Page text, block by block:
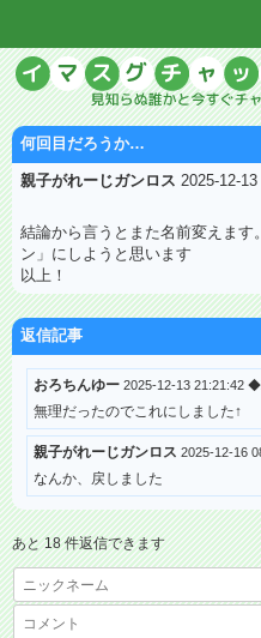
何回目だろうか…
親子がれーじガンロス 2025-12-
結論から言うとまた名前変えま
ン」にしようと思います
以上！
返信記事
おろちんゆー 2025-12-13 21:21:42
無理だったのでこれにしました↑
親子がれーじガンロス 2025-12-16
なんか、戻しました
あと 18 件返信できます